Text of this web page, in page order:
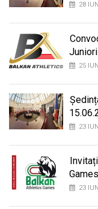
28
25
23
23